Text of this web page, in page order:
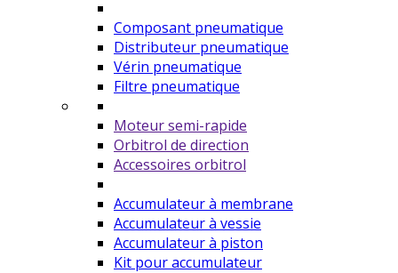
Composant pneumatique
Distributeur pneumatique
Vérin pneumatique
Filtre pneumatique
Moteur semi-rapide
Orbitrol de direction
Accessoires orbitrol
Accumulateur à membrane
Accumulateur à vessie
Accumulateur à piston
Kit pour accumulateur